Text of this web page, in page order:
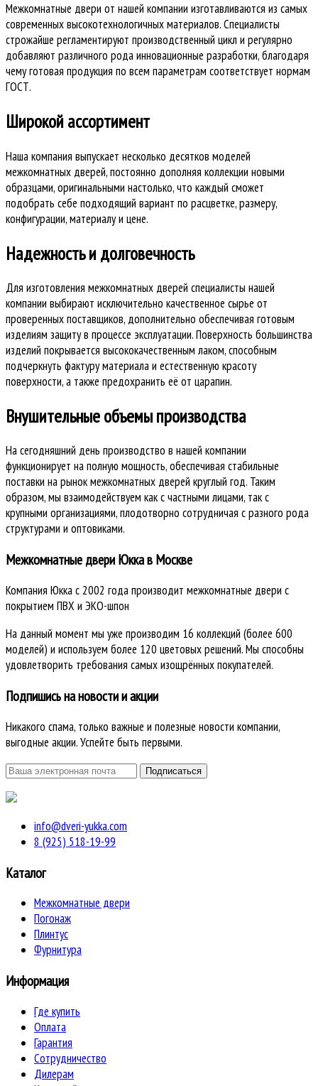
Межкомнатные двери от нашей компании изготавливаются из самых
современных высокотехнологичных материалов. Специалисты
строжайше регламентируют производственный цикл и регулярно
добавляют различного рода инновационные разработки, благодаря
чему готовая продукция по всем параметрам соответствует нормам
ГОСТ.
Широкой ассортимент
Наша компания выпускает несколько десятков моделей
межкомнатных дверей, постоянно дополняя коллекции новыми
образцами, оригинальными настолько, что каждый сможет
подобрать себе подходящий вариант по расцветке, размеру,
конфигурации, материалу и цене.
Надежность и долговечность
Для изготовления межкомнатных дверей специалисты нашей
компании выбирают исключительно качественное сырье от
проверенных поставщиков, дополнительно обеспечивая готовым
изделиям защиту в процессе эксплуатации. Поверхность большинства
изделий покрывается высококачественным лаком, способным
подчеркнуть фактуру материала и естественную красоту
поверхности, а также предохранить её от царапин.
Внушительные объемы производства
На сегодняшний день производство в нашей компании
функционирует на полную мощность, обеспечивая стабильные
поставки на рынок межкомнатных дверей круглый год. Таким
образом, мы взаимодействуем как с частными лицами, так с
крупными организациями, плодотворно сотрудничая с разного рода
структурами и оптовиками.
Межкомнатные двери Юкка в Москве
Компания Юкка с 2002 года производит межкомнатные двери с
покрытием ПВХ и ЭКО-шпон
На данный момент мы уже производим 16 коллекций (более 600
моделей) и используем более 120 цветовых решений. Мы способны
удовлетворить требования самых изощрённых покупателей.
Подпишись на новости и акции
Никакого спама, только важные и полезные новости компании,
выгодные акции. Успейте быть первыми.
info@dveri-yukka.com
8 (925) 518-19-99
Каталог
Межкомнатные двери
Погонаж
Плинтус
Фурнитура
Информация
Где купить
Оплата
Гарантия
Сотрудничество
Дилерам